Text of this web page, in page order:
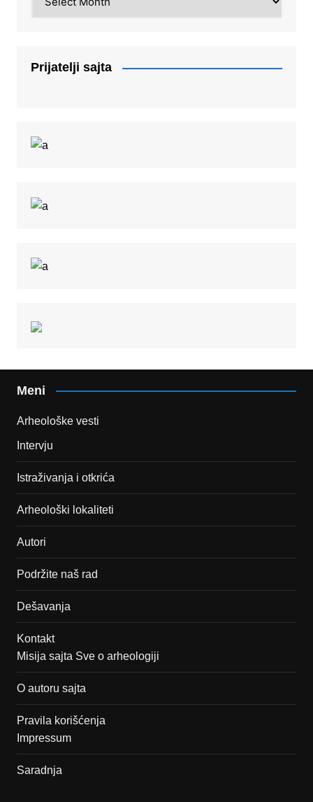
Prijatelji sajta
Meni
Arheološke vesti
Intervju
Istraživanja i otkrića
Arheološki lokaliteti
Autori
Podržite naš rad
Dešavanja
Kontakt
Misija sajta Sve o arheologiji
O autoru sajta
Pravila korišćenja
Impressum
Saradnja